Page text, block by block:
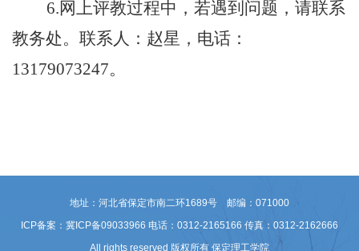
6.网上评教过程中，若遇到问题，请联系
教务处。 联系人： 赵星 ，电话：
13179073247。
地址：河北省保定市南二环1689号 邮编：071000
ICP备案：冀ICP备09033966 电话：0312-2165166 传真：0312-2162666
All rights reserved 版权所有 保定理工学院